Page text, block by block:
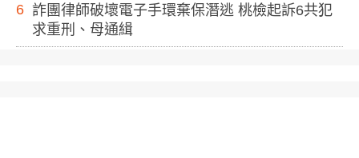
6 詐團律師破壞電子手環棄保潛逃 桃檢起訴6共犯
求重刑、母通緝